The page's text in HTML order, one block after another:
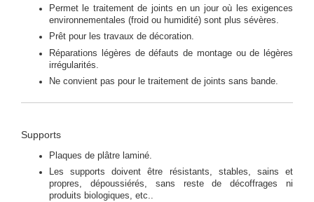
Permet le traitement de joints en un jour où les exigences
environnementales (froid ou humidité) sont plus sévères.
Prêt pour les travaux de décoration.
Réparations légères de défauts de montage ou de légères
irrégularités.
Ne convient pas pour le traitement de joints sans bande.
Supports
Plaques de plâtre laminé.
Les supports doivent être résistants, stables, sains et
propres, dépoussiérés, sans reste de décoffrages ni
produits biologiques, etc..